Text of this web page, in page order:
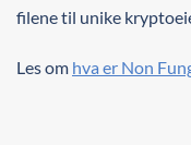
filene til unike
Les om hva er Non